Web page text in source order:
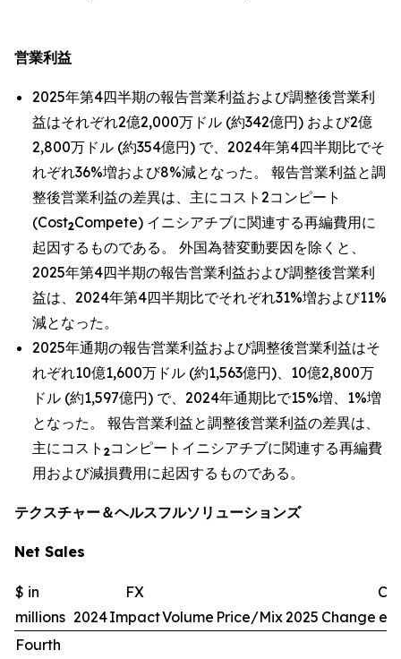
営業利益
2025年第4四半期の報告営業利益および調整後営業利
益はそれぞれ2億2,000万ドル (約342億円) および2億
2,800万ドル (約354億円) で、2024年第4四半期比でそ
れぞれ36%増および8%減となった。 報告営業利益と調
整後営業利益の差異は、主にコスト2コンピート
(Cost2Compete) イニシアチブに関連する再編費用に
起因するものである。 外国為替変動要因を除くと、
2025年第4四半期の報告営業利益および調整後営業利
益は、2024年第4四半期比でそれぞれ31%増および11%
減となった。
2025年通期の報告営業利益および調整後営業利益はそ
れぞれ10億1,600万ドル (約1,563億円)、10億2,800万
ドル (約1,597億円) で、2024年通期比で15%増、1%増
となった。 報告営業利益と調整後営業利益の差異は、
主にコスト 2コンピートイニシアチブに関連する再編費
用および減損費用に起因するものである。
テクスチャー＆ヘルスフルソリューションズ
Net Sales
$ in
millions 2024
FX
ImpactVolume Price/Mix2025 Change
Fourth